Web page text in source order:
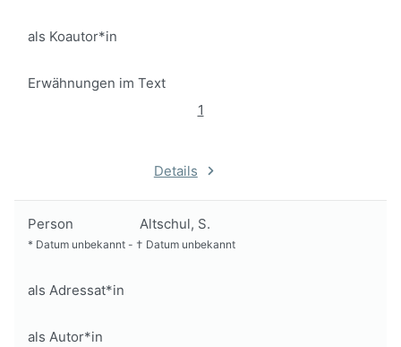
als Koautor*in
Erwähnungen im Text
1
Details
Person Altschul, S.
* Datum unbekannt - † Datum unbekannt
als Adressat*in
als Autor*in